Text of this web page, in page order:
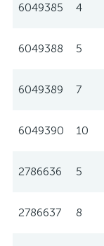
6049385 4
6049388 5
6049389 7
6049390 10
2786636 5
2786637 8